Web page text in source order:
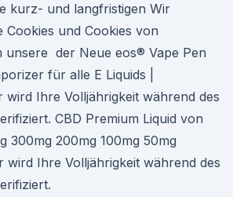
kurz- und langfristigen Wir
Cookies und Cookies von
unsere der Neue eos® Vape Pen
für alle E Liquids |
wird Ihre Volljährigkeit während des
CBD Premium Liquid von
300mg 200mg 100mg 50mg
wird Ihre Volljährigkeit während des